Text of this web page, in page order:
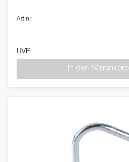
Art nr
UVP
In den Warenkorb